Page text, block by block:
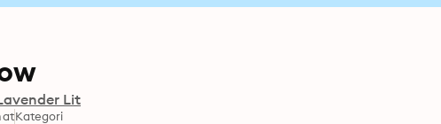
Lit
Kategori